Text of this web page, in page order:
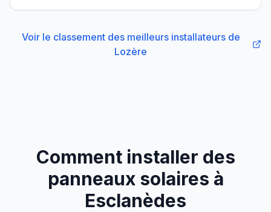
Voir le classement des meilleurs installateurs de
Lozère
Comment installer des
panneaux solaires à
Esclanèdes